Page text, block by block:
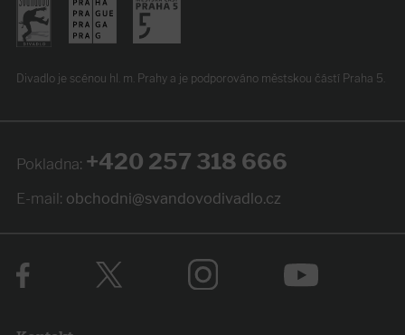
Divadlo je scénou hl. m. Prahy a je podporováno městskou částí Praha 5.
Pokladna: +420 257 318 666
E-mail: obchodni@svandovodivadlo.cz